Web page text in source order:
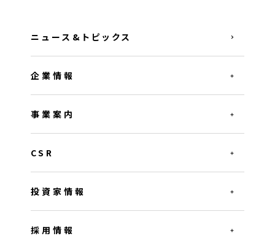
ニュース&トピックス
企業情報
事業案内
CSR
投資家情報
採用情報